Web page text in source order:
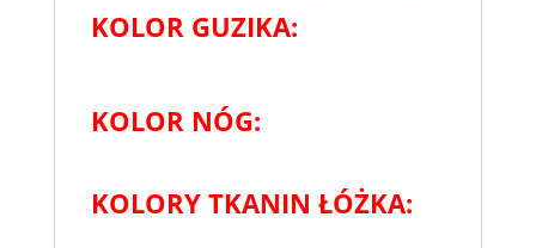
KOLOR GUZIKA:
KOLOR NÓG:
KOLORY TKANIN ŁÓŻKA: